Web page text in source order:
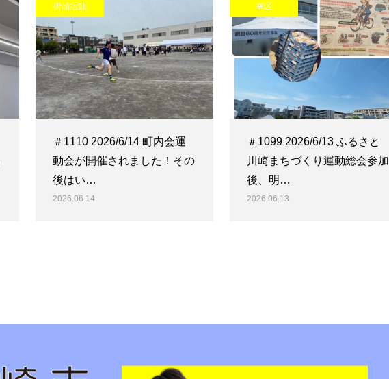
街頭活動
＃1110 2026/6/14 町内会運
動会が開催されました！その
後はい…
2026.06.14
幸区
＃1099 2026/6/13 ふるさと
川崎まちづくり運動総会参加
後、明…
2026.06.13